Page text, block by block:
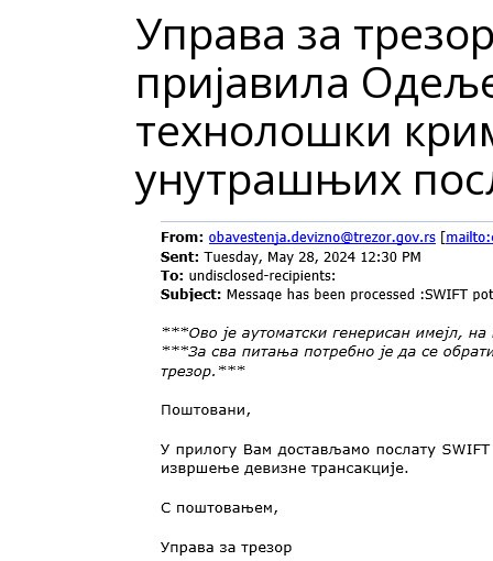
Управа за трезор
пријавила
технолошки
унутрашњих